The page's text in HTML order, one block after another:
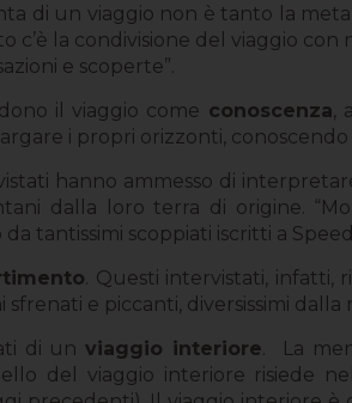
di un viaggio non è tanto la
c’è la condivisione del viaggio
e scoperte”.
il viaggio come conoscenza
i propri orizzonti,
hanno ammesso di
dalla loro terra di origine.
tantissimi scoppiati iscritti a
. Questi intervistati, infatti,
e piccanti, diversissimi
di unviaggio interiore
La
del viaggio interiore risiede